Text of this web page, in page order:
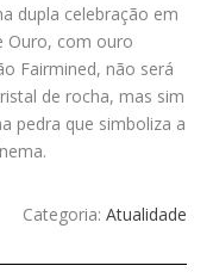
dupla celebração em
Ouro, com ouro
Fairmined, não será
de rocha, mas sim
pedra que simboliza a
Categoria: Atualidade